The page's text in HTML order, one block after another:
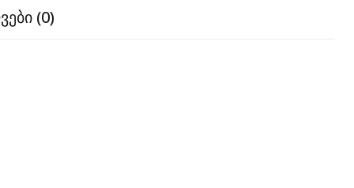
(0)